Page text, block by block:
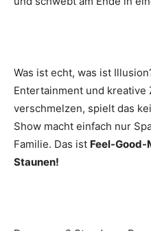
Was ist echt, was ist
Entertainment und
verschmelzen, spielt das
Show macht einfach nur
Familie. Das ist Feel-Good-
Staunen!